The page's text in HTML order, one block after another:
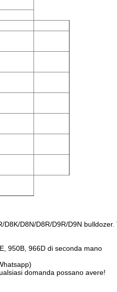
D8N/D8R/D9R/D9N bulldozer.
950B, 966D di seconda mano
domanda possano avere!